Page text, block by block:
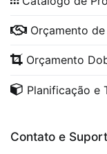
Orçamento
Orçamento
Planificação e
Contato e